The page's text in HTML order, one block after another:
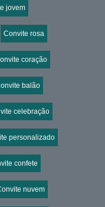
jovem
Convite rosa
coração
balão
celebração
personalizado
confete
nuvem